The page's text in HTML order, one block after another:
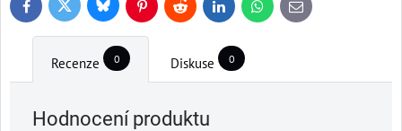
FacebookTwitter BlueskyPinterestReddit LinkedInWhatsApp
E-
mail
Recenze 0 Diskuse 0
Hodnocení produktu